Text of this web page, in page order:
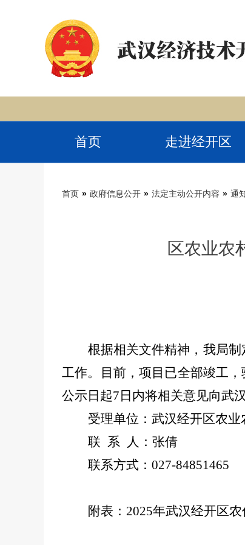
首页 走进经开区
首页 » 政府信息公开 » 法定主动公开内容 » 通
区农业农
根据相关文件精神，我局制
工作。目前，项目已全部竣工，
公示日起7 日内将相关意见向武
受理单位：武汉经开区农业
联 系 人： 张倩
联系方式 ： 027-84851465
附表： 2025年武汉经开区